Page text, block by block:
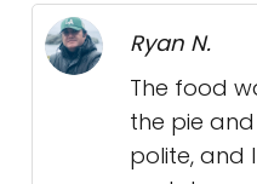
Ryan N.
The food
the pie
polite, and